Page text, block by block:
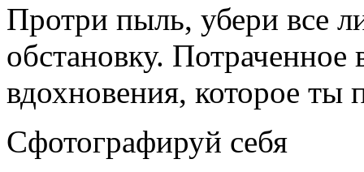
Протри пыль, убери все
обстановку. Потраченное
вдохновения, которое
Сфотографируй себя